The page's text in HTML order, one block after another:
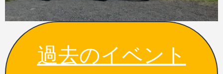
過去のイベント